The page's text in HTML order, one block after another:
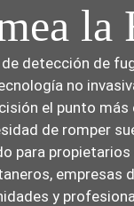
la
detección de
no
el punto
de romper
para
empresas
y